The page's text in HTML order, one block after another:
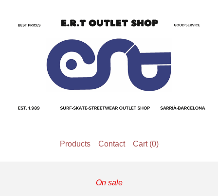
Products Contact Cart (0)
On sale